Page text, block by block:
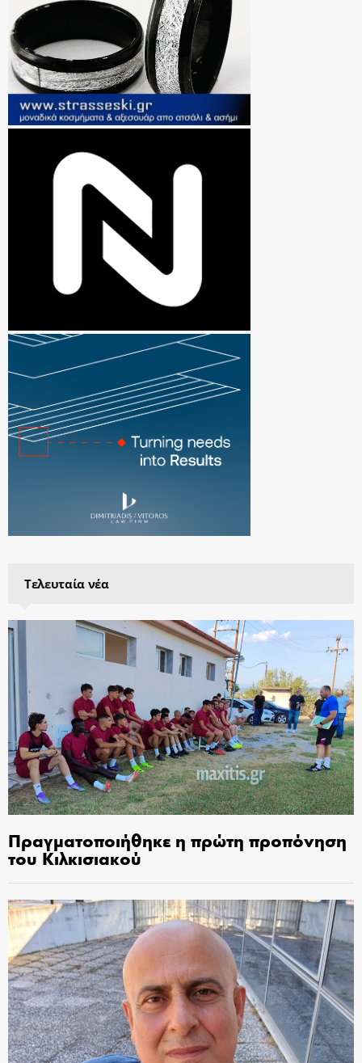
Τελευταία νέα
Πραγματοποιήθηκε η πρώτη προπόνηση
του Κιλκισιακού